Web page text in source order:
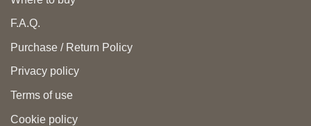
F.A.Q.
Purchase / Return Policy
Privacy policy
Terms of use
Cookie policy